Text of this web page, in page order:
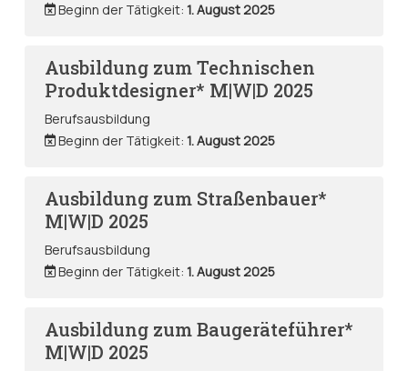
Beginn der Tätigkeit: 1. August 2025
Ausbildung zum Technischen
Produktdesigner* M|W|D 2025
Berufsausbildung
Beginn der Tätigkeit: 1. August 2025
Ausbildung zum Straßenbauer*
M|W|D 2025
Berufsausbildung
Beginn der Tätigkeit: 1. August 2025
Ausbildung zum Baugeräteführer*
M|W|D 2025